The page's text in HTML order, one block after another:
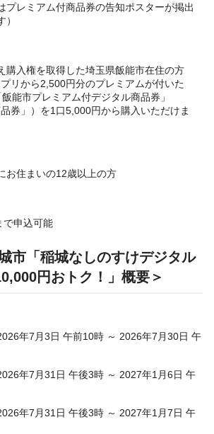
プレミアム付商品券の告知ポスターが掲出
購入権を取得した埼玉県飯能市在住の方
リから2,500円分のプレミアムが付いた
能市プレミアム付デジタル商品券」
品券」）を1口5,000円から購入いただけま
お住まいの12歳以上の方
で申込可能
市「稲城なしのすけデジタル
円おトク！」概要＞
年7月3日 午前10時 ～ 2026年7月30日 午
年7月31日 午後3時 ～ 2027年1月6日 午
年7月31日 午後3時 ～ 2027年1月7日 午